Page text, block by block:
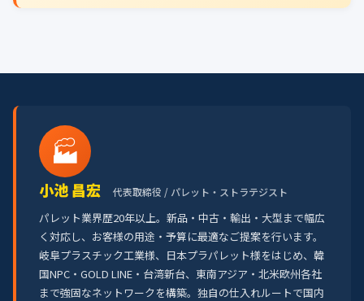
🏭
小池 昌宏 代表取締役 / パレット・ストラテジスト
パレット業界歴20年以上。新品・中古・輸出・大型まで幅広
く対応し、お客様の用途・予算に最適なご提案を行います。
岐阜プラスチック工業様、日本プラパレット様をはじめ、韓
国NPC・GOLD LINE・台湾新台、東南アジア・北米欧州各社
まで強固なネットワークを構築。独自の仕入れルートで国内